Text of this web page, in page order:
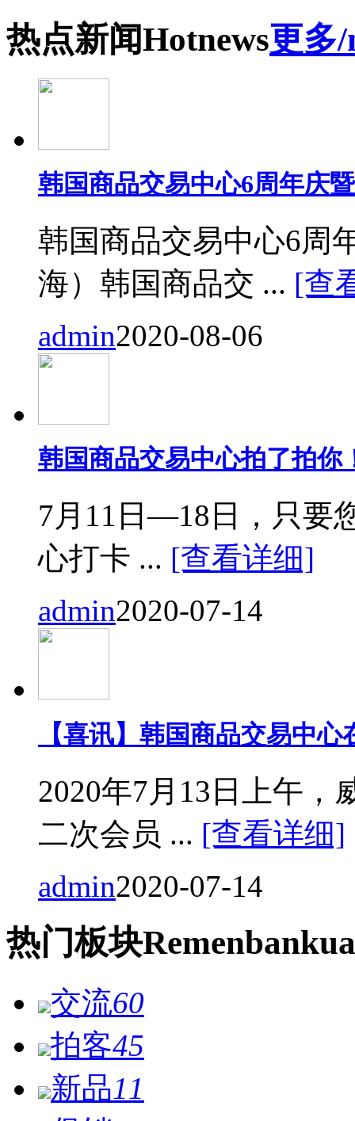
热点新闻Hotnews更多
韩国商品交易中心6周年庆
韩国商品交易中心6周
海）韩国商品交 ... [查
admin2020-08-06
韩国商品交易中心拍了拍你
7月11日—18日，只要
心打卡 ... [查看详细]
admin2020-07-14
【喜讯】韩国商品交易中
2020年7月13日上午，
二次会员 ... [查看详细]
admin2020-07-14
热门板块Remen
交流60
拍客45
新品11